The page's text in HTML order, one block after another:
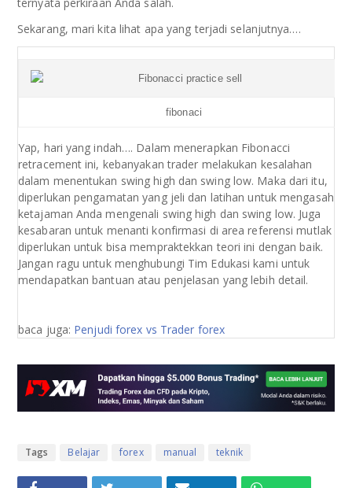
Sekarang, mari kita lihat apa yang terjadi selanjutnya….
fibonaci
Yap, hari yang indah…. Dalam menerapkan Fibonacci
retracement ini, kebanyakan trader melakukan kesalahan
dalam menentukan swing high dan swing low. Maka dari itu,
diperlukan pengamatan yang jeli dan latihan untuk mengasah
ketajaman Anda mengenali swing high dan swing low. Juga
kesabaran untuk menanti konfirmasi di area referensi mutlak
diperlukan untuk bisa mempraktekkan teori ini dengan baik.
Jangan ragu untuk menghubungi Tim Edukasi kami untuk
mendapatkan bantuan atau penjelasan yang lebih detail.
baca juga: Penjudi forex vs Trader forex
Tags Belajar forex manual teknik